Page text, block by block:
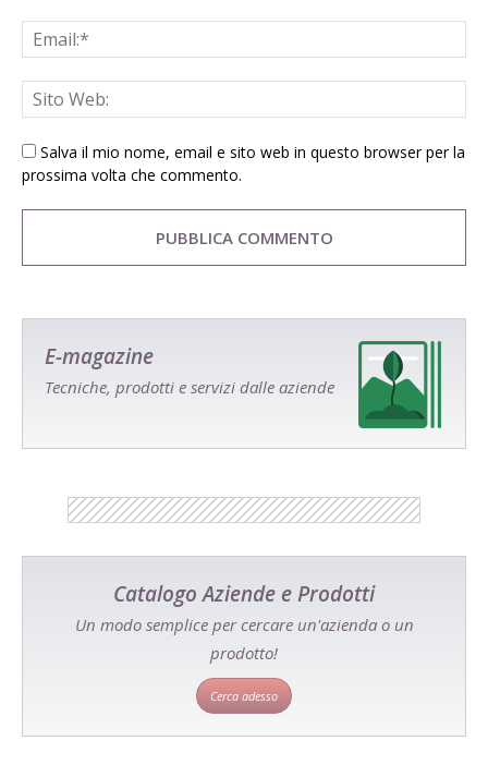
Salva il mio nome, email e sito web in questo browser per la
prossima volta che commento.
E-magazine
Tecniche, prodotti e servizi dalle aziende
Catalogo Aziende e Prodotti
Un modo semplice per cercare un'azienda o un
prodotto!
Cerca adesso